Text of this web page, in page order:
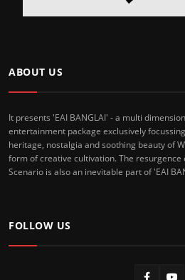
ABOUT US
It presents 'EAI BANGLAI' - a multi
entertainment package exclusively
heritage, nostalgia and soothing beauty of
form of creative cultivation. The
Scenario is also an inevitable part of 'EAI
FOLLOW US